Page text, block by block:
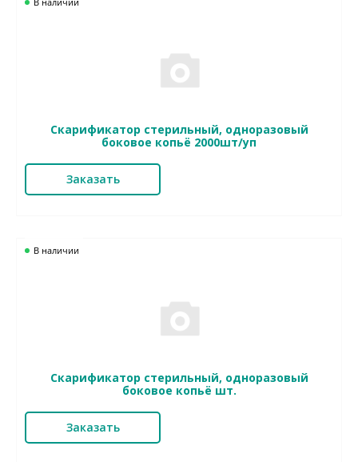
Скарификатор стерильный, одноразовый
боковое копьё 2000шт/уп
Заказать
В наличии
Скарификатор стерильный, одноразовый
боковое копьё шт.
Заказать